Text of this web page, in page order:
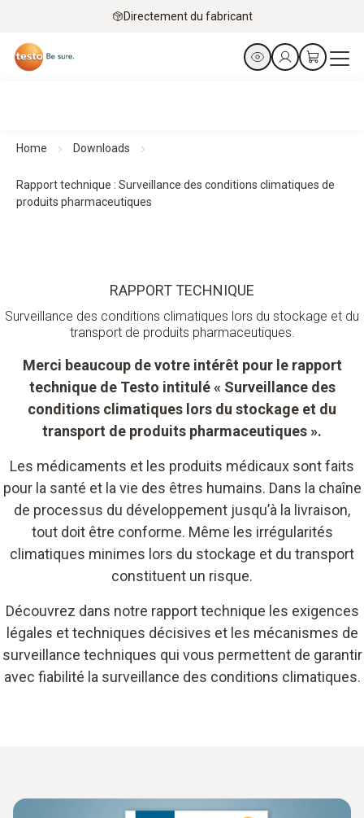
Directement du fabricant
Home Downloads
Rapport technique : Surveillance des conditions climatiques de
produits pharmaceutiques
RAPPORT TECHNIQUE
Surveillance des conditions climatiques lors du stockage et du
transport de produits pharmaceutiques.
Merci beaucoup de votre intérêt pour le rapport
technique de Testo intitulé « Surveillance des
conditions climatiques lors du stockage et du
transport de produits pharmaceutiques ».
Les médicaments et les produits médicaux sont faits
pour la santé et la vie des êtres humains. Dans la chaîne
de processus du développement jusqu’à la livraison,
tout doit être conforme. Même les irrégularités
climatiques minimes lors du stockage et du transport
constituent un risque.
Découvrez dans notre rapport technique les exigences
légales et techniques décisives et les mécanismes de
surveillance techniques qui vous permettent de garantir
avec fiabilité la surveillance des conditions climatiques.